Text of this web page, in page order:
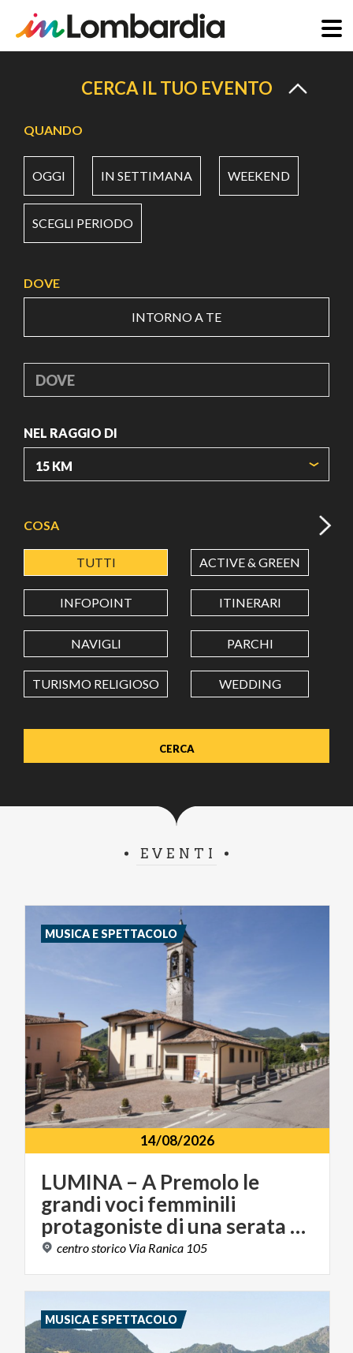
principale
CERCA IL TUO EVENTO
QUANDO
OGGI IN SETTIMANA WEEKEND
SCEGLI PERIODO
DOVE
INTORNO A TE
DOVE
NEL RAGGIO DI
LATITUDINE
LONGITUDINE
Value in decimal degrees. Use dot (.) as decimal separator.
COSA
TUTTI ACTIVE & GREEN
INFOPOINT ITINERARI
NAVIGLI PARCHI
TURISMO RELIGIOSO WEDDING
EVENTI
14/08/2026
LUMINA – A Premolo le
grandi voci femminili
protagoniste di una serata tra musica e luce
centrostorico Via Ranica 105
MUSICA E SPETTACOLO
MUSICA E SPETTACOLO